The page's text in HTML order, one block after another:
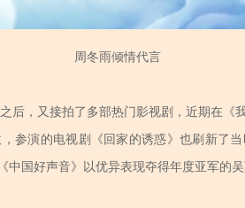
周冬雨倾情代言
后，又接拍了多部热门影视剧，近期在《
参演的电视剧《回家的诱惑》也刷新了当
中国好声音》以优异表现夺得年度亚军的